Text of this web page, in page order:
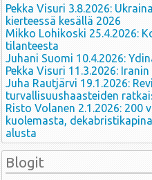
Pekka Visuri 3.8.2026:
kierteessä kesällä 2026
Mikko Lohikoski 25.4.2026:
tilanteesta
Juhani Suomi 10.4.2026:
Pekka Visuri 11.3.2026:
Juha Rautjärvi 19.1.2026:
turvallisuushaasteiden
Risto Volanen 2.1.2026: 200
kuolemasta,
alusta
Blogit